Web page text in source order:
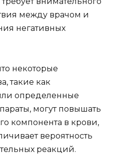
между врачом и
негативных
некоторые
такие как
определенные
могут повышать
компонента в крови,
вероятность
реакций.